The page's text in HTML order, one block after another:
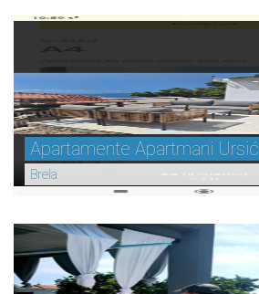
Apartamente Apartmani Ursić
Brela